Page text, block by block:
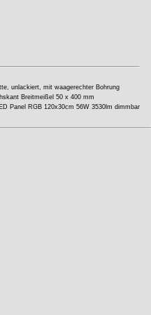
unlackiert, mit waagerechter Bohrung
Breitmeißel 50 x 400 mm
Panel RGB 120x30cm 56W 3530lm dimmbar